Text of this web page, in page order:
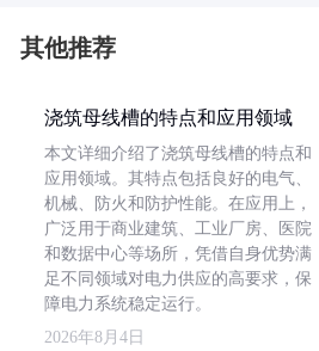
其他推荐
浇筑母线槽的特点和应用领域
本文详细介绍了浇筑母线槽的特点和
应用领域。其特点包括良好的电气、
机械、防火和防护性能。在应用上，
广泛用于商业建筑、工业厂房、医院
和数据中心等场所，凭借自身优势满
足不同领域对电力供应的高要求，保
障电力系统稳定运行。
2026年8月4日